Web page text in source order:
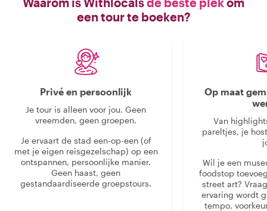
ook nog diverse tips voor ons verdere
vatbaar mochten we de UAE nog eens
bezoeken in de toekomst. "
een tour te boeken?
Privé en persoonlijk
Je tour is alleen voor jou. Geen
vreemden, geen groepen.
Je ervaart de stad een-op-een (of
met je eigen reisgezelschap) op een
ontspannen, persoonlijke manier.
Geen haast, geen
gestandaardiseerde groepstours.
Op maat
Van
pareltjes, je
Wil je een
foodstop
street art?
ervaring wordt
tempo,